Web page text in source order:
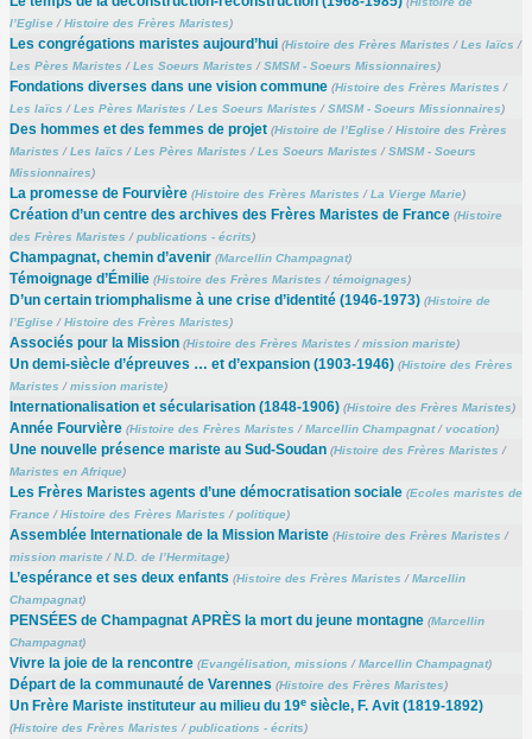
l’Eglise/Histoire des Frères Maristes)
Les congrégations maristes aujourd’hui (Histoire des Frères Maristes /Les laïcs /
Les Pères Maristes /Les Soeurs Maristes /SMSM - Soeurs Missionnaires)
Fondations diverses dans une vision commune (Histoire des Frères Maristes /
Les laïcs /Les Pères Maristes /Les Soeurs Maristes /SMSM - Soeurs Missionnaires)
Des hommes et des femmes de projet (Histoire de l’Eglise/Histoire des Frères
Maristes /Les laïcs /Les Pères Maristes /Les Soeurs Maristes /SMSM - Soeurs
Missionnaires)
La promesse de Fourvière (Histoire des Frères Maristes /La Vierge Marie)
Création d’un centre des archives des Frères Maristes de France (Histoire
des Frères Maristes /publications - écrits)
Champagnat, chemin d’avenir (Marcellin Champagnat)
Témoignage d’Émilie (Histoire des Frères Maristes /témoignages)
D’un certain triomphalisme à une crise d’identité (1946-1973) (Histoire de
l’Eglise/Histoire des Frères Maristes)
Associés pour la Mission (Histoire des Frères Maristes /mission mariste)
Un demi-siècle d’épreuves … et d’expansion (1903-1946) (Histoire des Frères
Maristes /mission mariste)
Internationalisation et sécularisation (1848-1906) (Histoire des Frères Maristes)
Année Fourvière (Histoire des Frères Maristes /Marcellin Champagnat/vocation)
Une nouvelle présence mariste au Sud-Soudan (Histoire des Frères Maristes /
Maristes en Afrique)
Les Frères Maristes agents d’une démocratisation sociale (Ecoles maristes de
France/Histoire des Frères Maristes /politique)
Assemblée Internationale de la Mission Mariste (Histoire des Frères Maristes /
mission mariste/N.D. de l’Hermitage)
L’espérance et ses deux enfants (Histoire des Frères Maristes /Marcellin
Champagnat)
PENSÉES de Champagnat APRÈS la mort du jeune montagne (Marcellin
Champagnat)
Vivre la joie de la rencontre (Evangélisation, missions /Marcellin Champagnat)
Départ de la communauté de Varennes (Histoire des Frères Maristes)
Un Frère Mariste instituteur au milieu du 19esiècle, F. Avit (1819-1892)
(Histoire des Frères Maristes /publications - écrits)